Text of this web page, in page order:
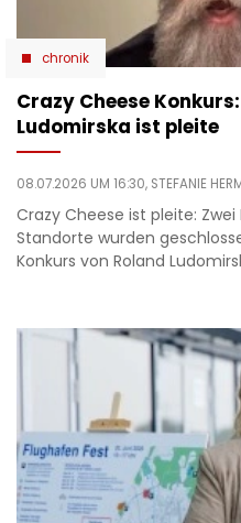
chronik
Crazy Cheese
Ludomirska ist pleite
08.07.2026 UM 16:30, STEFANIE
Crazy Cheese ist pleite:
Standorte wurden
Konkurs von Roland